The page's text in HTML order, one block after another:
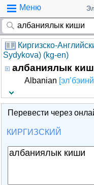
Меню
Киргизско-
Sydykova) (kg-en)
албаниялык
Albanian
Перевести через
КИРГИЗСКИЙ